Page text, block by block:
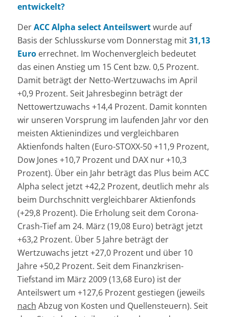
entwickelt?
DerACC Alpha select Anteilswertwurde auf
Basis der Schlusskurse vom Donnerstag mit31,13
Euroerrechnet. Im Wochenvergleich bedeutet
das einen Anstieg um 15 Cent bzw. 0,5 Prozent.
Damit beträgt der Netto-Wertzuwachs im April
+0,9 Prozent. Seit Jahresbeginn beträgt der
Nettowertzuwachs +14,4 Prozent. Damit konnten
wir unseren Vorsprung im laufenden Jahr vor den
meisten Aktienindizes und vergleichbaren
Aktienfonds halten (Euro-STOXX-50 +11,9 Prozent,
Dow Jones +10,7 Prozent und DAX nur +10,3
Prozent). Über ein Jahr beträgt das Plus beim ACC
Alpha select jetzt +42,2 Prozent, deutlich mehr als
beim Durchschnitt vergleichbarer Aktienfonds
(+29,8 Prozent). Die Erholung seit dem Corona-
Crash-Tief am 24. März (19,08 Euro) beträgt jetzt
+63,2 Prozent. Über 5 Jahre beträgt der
Wertzuwachs jetzt +27,0 Prozent und über 10
Jahre +50,2 Prozent. Seit dem Finanzkrisen-
Tiefstand im März 2009 (13,68 Euro) ist der
Anteilswert um +127,6 Prozent gestiegen (jeweils
nach Abzug von Kosten und Quellensteuern). Seit